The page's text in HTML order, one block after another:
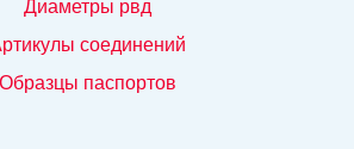
артикулы соединений
образцы паспортов